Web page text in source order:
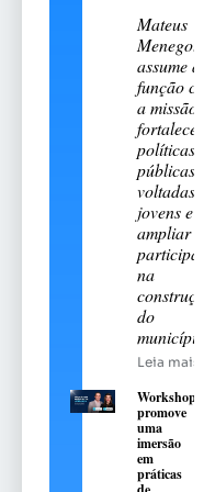
Mateus
Menegotto
assume a
função com
a missão de
fortalecer
políticas
públicas
voltadas aos
jovens e
ampliar sua
participação
na
construção
do
município
Leia mais
Workshop
promove
uma
imersão
em
práticas